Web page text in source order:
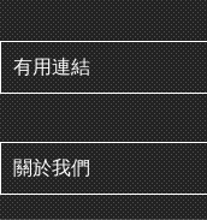
有用連結
關於我們